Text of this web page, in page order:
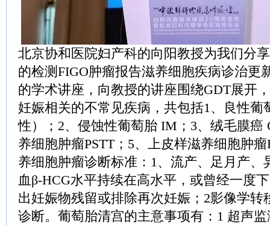
北京协和医院妇产科的向阳教授为我们分
的检测FIGO肿瘤报告滋养细胞疾病诊治更
的学术讲座，向教授的讲座围绕GDT展开
妊娠相关的不常见疾病，共包括1、良性葡
性）；2、侵蚀性葡萄胎 IM；3、绒毛膜癌
养细胞肿瘤PSTT；5、上皮样滋养细胞肿
养细胞肿瘤诊断标准：1、流产、足月产、
血β-HCG水平持续在高水平，或曾经一度
出妊娠物残留或排除再次妊娠；2影像学转
诊断。葡萄胎清宫的主意事项有：1 超声